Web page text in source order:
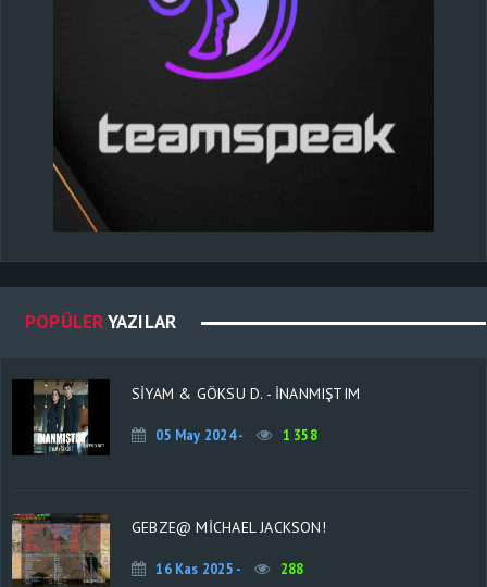
POPÜLERYAZILAR
SİYAM & GÖKSU D. - İNANMIŞTIM
05 May 2024 - 1 358
GEBZE@ MICHAEL JACKSON!
16 Kas 2025 - 288